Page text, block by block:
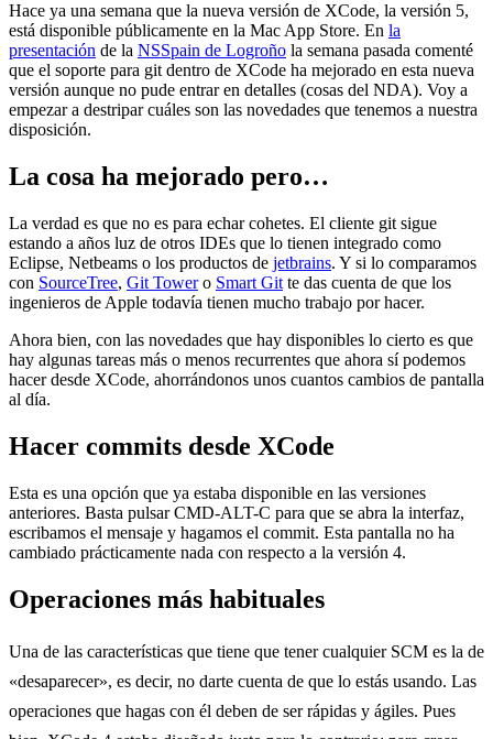
Hace ya una semana que la nueva versión de XCode, la versión 5,
está disponible públicamente en la Mac App Store. En la
presentación de la NSSpain de Logroño la semana pasada comenté
que el soporte para git dentro de XCode ha mejorado en esta nueva
versión aunque no pude entrar en detalles (cosas del NDA). Voy a
empezar a destripar cuáles son las novedades que tenemos a nuestra
disposición.
La cosa ha mejorado pero…
La verdad es que no es para echar cohetes. El cliente git sigue
estando a años luz de otros IDEs que lo tienen integrado como
Eclipse, Netbeams o los productos de jetbrains. Y si lo comparamos
con SourceTree, Git Towero Smart Git te das cuenta de que los
ingenieros de Apple todavía tienen mucho trabajo por hacer.
Ahora bien, con las novedades que hay disponibles lo cierto es que
hay algunas tareas más o menos recurrentes que ahora sí podemos
hacer desde XCode, ahorrándonos unos cuantos cambios de pantalla
al día.
Hacer commits desde XCode
Esta es una opción que ya estaba disponible en las versiones
anteriores. Basta pulsar CMD-ALT-C para que se abra la interfaz,
escribamos el mensaje y hagamos el commit. Esta pantalla no ha
cambiado prácticamente nada con respecto a la versión 4.
Operaciones más habituales
Una de las características que tiene que tener cualquier SCM es la de
«desaparecer», es decir, no darte cuenta de que lo estás usando. Las
operaciones que hagas con él deben de ser rápidas y ágiles. Pues